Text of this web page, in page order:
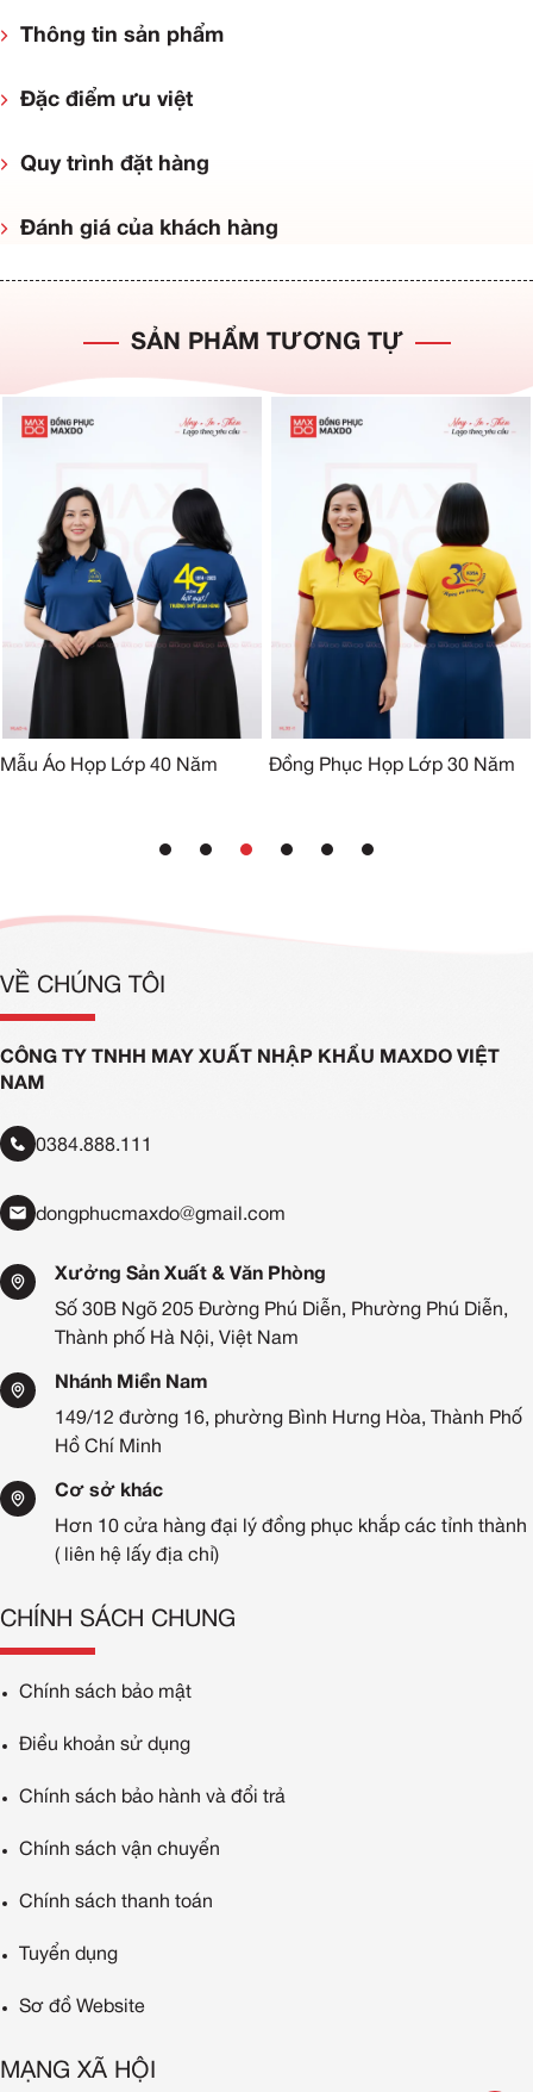
Thông tin sản phẩm
Đặc điểm ưu việt
Quy trình đặt hàng
Đánh giá của khách hàng
SẢN PHẨM TƯƠNG TỰ
Mẫu Áo Họp Lớp 40 Năm Đồng Phục Họp Lớp 30 Năm
VỀ CHÚNG TÔI
CÔNG TY TNHH MAY XUẤT NHẬP KHẨU MAXDO VIỆT
NAM
0384.888.111
dongphucmaxdo@gmail.com
Xưởng Sản Xuất & Văn Phòng
Số 30B Ngõ 205 Đường Phú Diễn, Phường Phú Diễn,
Thành phố Hà Nội, Việt Nam
Nhánh Miền Nam
149/12 đường 16, phường Bình Hưng Hòa, Thành Phố
Hồ Chí Minh
Cơ sở khác
Hơn 10 cửa hàng đại lý đồng phục khắp các tỉnh thành
( liên hệ lấy địa chỉ)
CHÍNH SÁCH CHUNG
Chính sách bảo mật
Điều khoản sử dụng
Chính sách bảo hành và đổi trả
Chính sách vận chuyển
Chính sách thanh toán
Tuyển dụng
Sơ đồ Website
MẠNG XÃ HỘI